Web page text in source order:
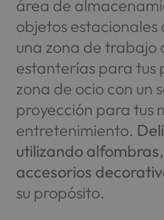
área de
objetos estacionales
una zona de trabajo
estanterías para tus
zona de ocio con un
proyección para tus
entretenimiento.
utilizando
accesorios
su propósito.